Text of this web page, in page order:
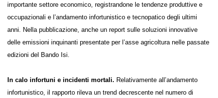
importante settore economico, registrandone le tendenze produttive
e occupazionali e l’andamento infortunistico e tecnopatico degli ultimi
anni. Nella pubblicazione, anche un report sulle soluzioni innovative
delle emissioni inquinanti presentate per l’asse agricoltura nelle
passate edizioni del Bando Isi.
In calo infortuni e incidenti mortali.Relativamente all’andamento
infortunistico, il rapporto rileva un trend decrescente nel numero di